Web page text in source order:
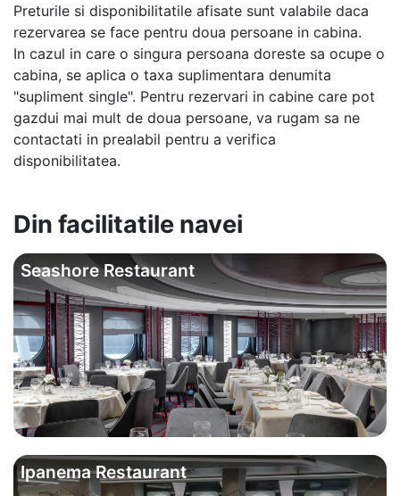
Preturile si disponibilitatile afisate sunt valabile daca
rezervarea se face pentru doua persoane in cabina.
In cazul in care o singura persoana doreste sa ocupe o
cabina, se aplica o taxa suplimentara denumita
"supliment single". Pentru rezervari in cabine care pot
gazdui mai mult de doua persoane, va rugam sa ne
contactati in prealabil pentru a verifica
disponibilitatea.
Din facilitatile navei
Seashore Restaurant
Ipanema Restaurant